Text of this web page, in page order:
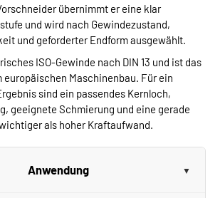
übernimmt er eine klar
und wird nach Gewindezustand,
und geforderter Endform ausgewählt.
ISO-Gewinde nach DIN 13 und ist das
europäischen Maschinenbau. Für ein
sind ein passendes Kernloch,
geeignete Schmierung und eine gerade
als hoher Kraftaufwand.
Anwendung